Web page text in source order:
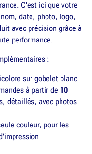
C'est ici que votre
date, photo, logo,
avec précision grâce à
performance.
:
sur gobelet blanc
à partir de 10
détaillés, avec photos
couleur, pour les